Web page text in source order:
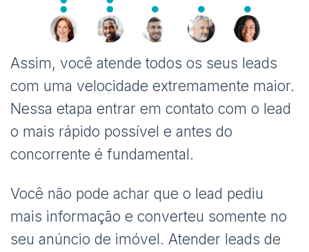
Assim, você atende todos os seus leads
com uma velocidade extremamente maior.
Nessa etapa entrar em contato com o lead
o mais rápido possível e antes do
concorrente é fundamental.
Você não pode achar que o lead pediu
mais informação e converteu somente no
seu anúncio de imóvel. Atender leads de